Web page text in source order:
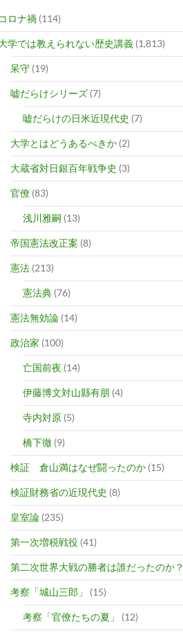
コロナ禍 (114)
学では教えられない歴史講義 (1,813)
呆守 (19)
嘘だらけシリーズ (7)
嘘だらけの日米近現代史 (7)
大学とはどうあるべきか (2)
大蔵省対日銀百年戦争史 (3)
官僚 (83)
浅川雅嗣 (13)
帝国憲法改正案 (8)
憲法 (213)
憲法典 (76)
憲法無効論 (14)
政治家 (100)
亡国前夜 (14)
伊藤博文対山縣有朋 (4)
寺内対原 (5)
橋下徹 (9)
検証 倉山満はなぜ闘ったのか (15)
検証財務省の近現代史 (8)
皇室論 (235)
第一次増税戦役 (41)
第二次世界大戦の勝者は誰だったのか？
考察「城山三郎」 (15)
考察「官僚たちの夏」 (12)